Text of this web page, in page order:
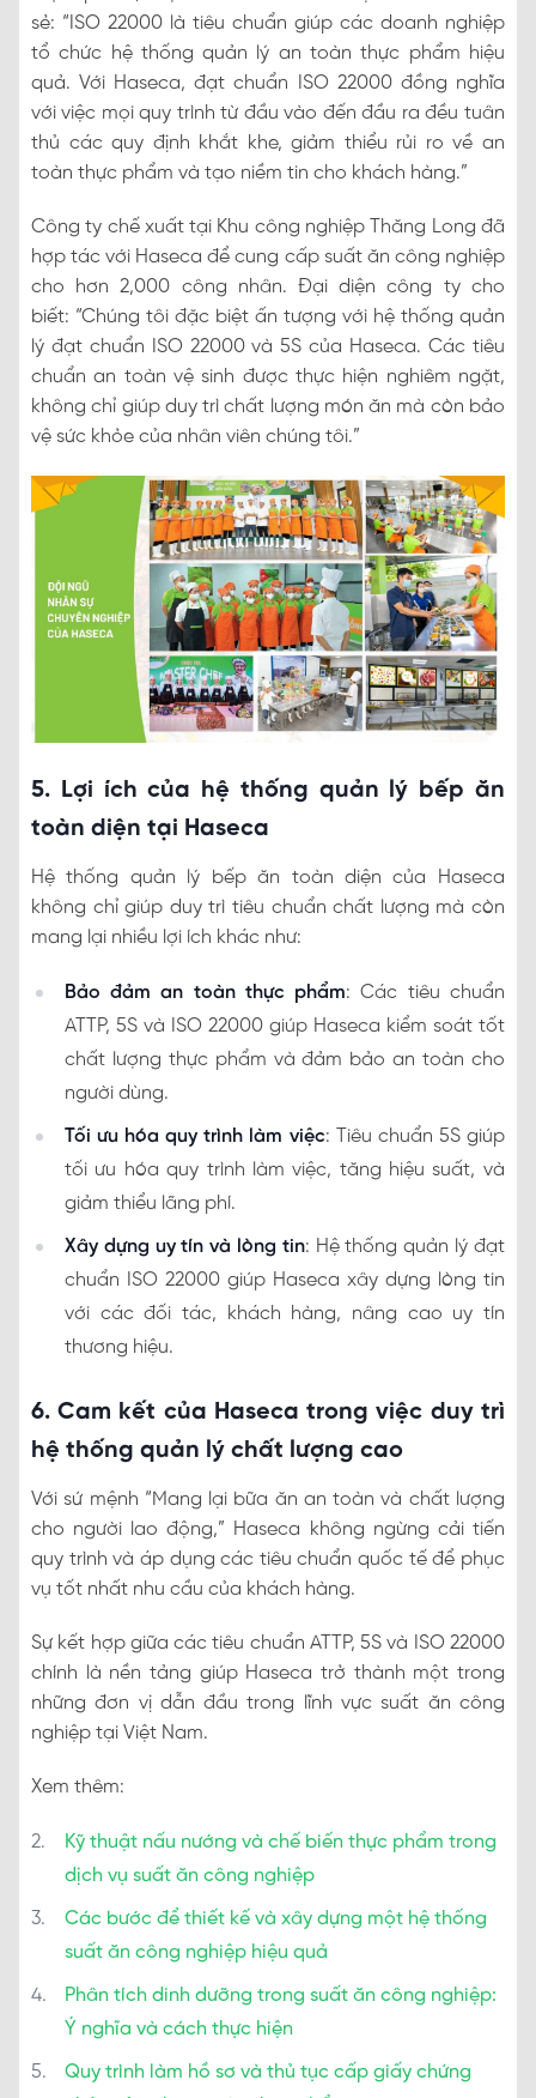
sẻ: “ISO 22000 là tiêu chuẩn giúp các doanh nghiệp
tổ chức hệ thống quản lý an toàn thực phẩm hiệu
quả. Với Haseca, đạt chuẩn ISO 22000 đồng nghĩa
với việc mọi quy trình từ đầu vào đến đầu ra đều tuân
thủ các quy định khắt khe, giảm thiểu rủi ro về an
toàn thực phẩm và tạo niềm tin cho khách hàng.”
Công ty chế xuất tại Khu công nghiệp Thăng Long đã
hợp tác với Haseca để cung cấp suất ăn công nghiệp
cho hơn 2,000 công nhân. Đại diện công ty cho
biết: “Chúng tôi đặc biệt ấn tượng với hệ thống quản
lý đạt chuẩn ISO 22000 và 5S của Haseca. Các tiêu
chuẩn an toàn vệ sinh được thực hiện nghiêm ngặt,
không chỉ giúp duy trì chất lượng món ăn mà còn bảo
vệ sức khỏe của nhân viên chúng tôi.”
5. Lợi ích của hệ thống quản lý bếp ăn
toàn diện tại Haseca
Hệ thống quản lý bếp ăn toàn diện của Haseca
không chỉ giúp duy trì tiêu chuẩn chất lượng mà còn
mang lại nhiều lợi ích khác như:
Bảo đảm an toàn thực phẩm: Các tiêu chuẩn
ATTP, 5S và ISO 22000 giúp Haseca kiểm soát tốt
chất lượng thực phẩm và đảm bảo an toàn cho
người dùng.
Tối ưu hóa quy trình làm việc: Tiêu chuẩn 5S giúp
tối ưu hóa quy trình làm việc, tăng hiệu suất, và
giảm thiểu lãng phí.
Xây dựng uy tín và lòng tin: Hệ thống quản lý đạt
chuẩn ISO 22000 giúp Haseca xây dựng lòng tin
với các đối tác, khách hàng, nâng cao uy tín
thương hiệu.
6. Cam kết của Haseca trong việc duy trì
hệ thống quản lý chất lượng cao
Với sứ mệnh “Mang lại bữa ăn an toàn và chất lượng
cho người lao động,” Haseca không ngừng cải tiến
quy trình và áp dụng các tiêu chuẩn quốc tế để phục
vụ tốt nhất nhu cầu của khách hàng.
Sự kết hợp giữa các tiêu chuẩn ATTP, 5S và ISO 22000
chính là nền tảng giúp Haseca trở thành một trong
những đơn vị dẫn đầu trong lĩnh vực suất ăn công
nghiệp tại Việt Nam.
Xem thêm:
Kỹ thuật nấu nướng và chế biến thực phẩm trong
dịch vụ suất ăn công nghiệp
Các bước để thiết kế và xây dựng một hệ thống
suất ăn công nghiệp hiệu quả
Phân tích dinh dưỡng trong suất ăn công nghiệp:
Ý nghĩa và cách thực hiện
Quy trình làm hồ sơ và thủ tục cấp giấy chứng